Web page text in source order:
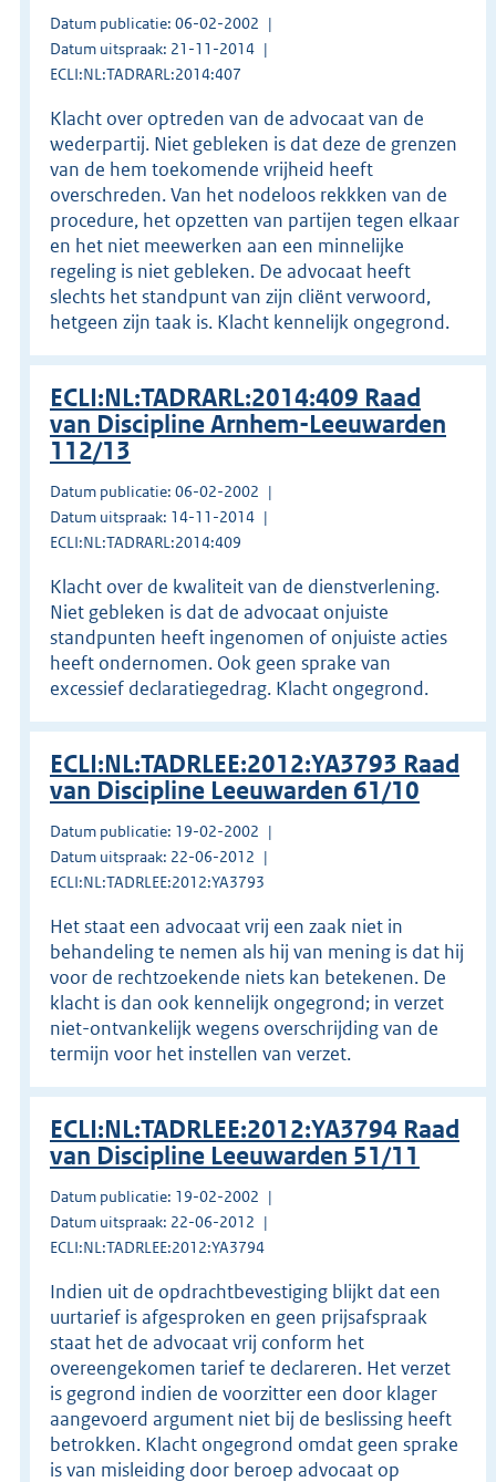
Datum publicatie: 06-02-2002
Datum uitspraak: 21-11-2014
ECLI:NL:TADRARL:2014:407
Klacht over optreden van de advocaat van de
wederpartij. Niet gebleken is dat deze de grenzen
van de hem toekomende vrijheid heeft
overschreden. Van het nodeloos rekkken van de
procedure, het opzetten van partijen tegen elkaar
en het niet meewerken aan een minnelijke
regeling is niet gebleken. De advocaat heeft
slechts het standpunt van zijn cliënt verwoord,
hetgeen zijn taak is. Klacht kennelijk ongegrond.
ECLI:NL:TADRARL:2014:409 Raad
van Discipline Arnhem-Leeuwarden
112/13
Datum publicatie: 06-02-2002
Datum uitspraak: 14-11-2014
ECLI:NL:TADRARL:2014:409
Klacht over de kwaliteit van de dienstverlening.
Niet gebleken is dat de advocaat onjuiste
standpunten heeft ingenomen of onjuiste acties
heeft ondernomen. Ook geen sprake van
excessief declaratiegedrag. Klacht ongegrond.
ECLI:NL:TADRLEE:2012:YA3793 Raad
van Discipline Leeuwarden 61/10
Datum publicatie: 19-02-2002
Datum uitspraak: 22-06-2012
ECLI:NL:TADRLEE:2012:YA3793
Het staat een advocaat vrij een zaak niet in
behandeling te nemen als hij van mening is dat hij
voor de rechtzoekende niets kan betekenen. De
klacht is dan ook kennelijk ongegrond; in verzet
niet-ontvankelijk wegens overschrijding van de
termijn voor het instellen van verzet.
ECLI:NL:TADRLEE:2012:YA3794 Raad
van Discipline Leeuwarden 51/11
Datum publicatie: 19-02-2002
Datum uitspraak: 22-06-2012
ECLI:NL:TADRLEE:2012:YA3794
Indien uit de opdrachtbevestiging blijkt dat een
uurtarief is afgesproken en geen prijsafspraak
staat het de advocaat vrij conform het
overeengekomen tarief te declareren. Het verzet
is gegrond indien de voorzitter een door klager
aangevoerd argument niet bij de beslissing heeft
betrokken. Klacht ongegrond omdat geen sprake
is van misleiding door beroep advocaat op